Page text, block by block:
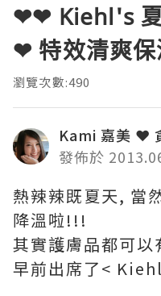
❤❤ Kiehl's
❤ 特效清爽
瀏覽次數:490
Kami 嘉美 ❤
發佈於
熱辣辣既夏天, 當
降溫啦!!!
其實護膚品都可以
早前出席了<